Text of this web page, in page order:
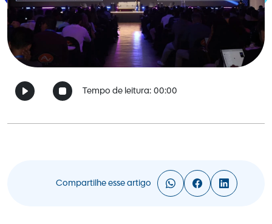
Tempo de leitura: 00:00
Compartilhe esse artigo